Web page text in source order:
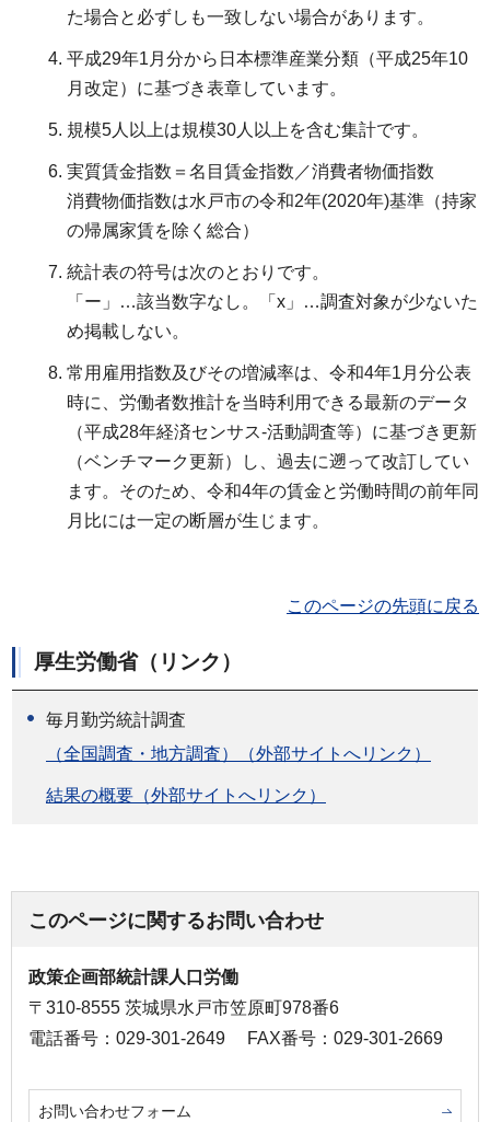
た場合と必ずしも一致しない場合があります。
平成29年1月分から日本標準産業分類（平成25年10
月改定）に基づき表章しています。
規模5人以上は規模30人以上を含む集計です。
実質賃金指数＝名目賃金指数／消費者物価指数
消費物価指数は水戸市の令和2年(2020年)基準（持家
の帰属家賃を除く総合）
統計表の符号は次のとおりです。
「ー」…該当数字なし。「x」…調査対象が少ないた
め掲載しない。
常用雇用指数及びその増減率は、令和4年1月分公表
時に、労働者数推計を当時利用できる最新のデータ
（平成28年経済センサス-活動調査等）に基づき更新
（ベンチマーク更新）し、過去に遡って改訂してい
ます。そのため、令和4年の賃金と労働時間の前年同
月比には一定の断層が生じます。
このページの先頭に戻る
厚生労働省（リンク）
毎月勤労統計調査
（全国調査・地方調査）（外部サイトへリンク）
結果の概要（外部サイトへリンク）
このページに関するお問い合わせ
政策企画部統計課人口労働
〒310-8555 茨城県水戸市笠原町978番6
電話番号：029-301-2649
FAX番号：029-301-2669
お問い合わせフォーム